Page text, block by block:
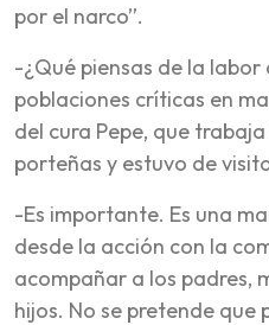
por el narco”.
-¿Qué piensas de la labor
poblaciones críticas en
del cura Pepe, que
porteñas y estuvo de
-Es importante. Es una
desde la acción con la
acompañar a los padres,
hijos. No se pretende